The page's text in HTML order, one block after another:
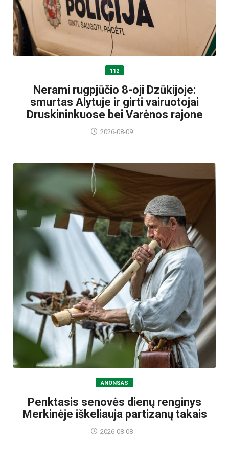
112
Nerami rugpjūčio 8-oji Dzūkijoje:
smurtas Alytuje ir girti vairuotojai
Druskininkuose bei Varėnos rajone
2026-08-09
ANONSAS
Penktasis senovės dienų renginys
Merkinėje iškeliauja partizanų takais
2026-08-08